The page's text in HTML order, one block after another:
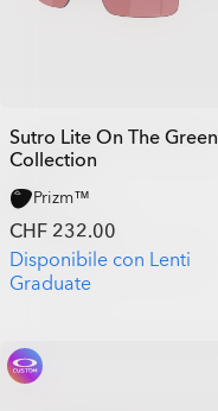
Sutro Lite On The Green
Collection
Prizm™
CHF 232.00
Disponibile con Lenti
Graduate